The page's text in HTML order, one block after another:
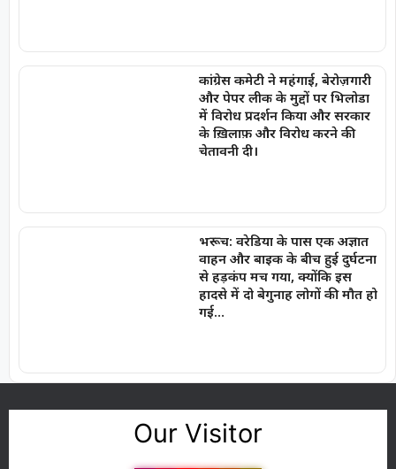
कांग्रेस कमेटी ने महंगाई, बेरोज़गारी
और पेपर लीक के मुद्दों पर भिलोडा
में विरोध प्रदर्शन किया और सरकार
के ख़िलाफ़ और विरोध करने की
चेतावनी दी।
भरूच: वरेडिया के पास एक अज्ञात
वाहन और बाइक के बीच हुई दुर्घटना
से हड़कंप मच गया, क्योंकि इस
हादसे में दो बेगुनाह लोगों की मौत हो
गई…
Our Visitor